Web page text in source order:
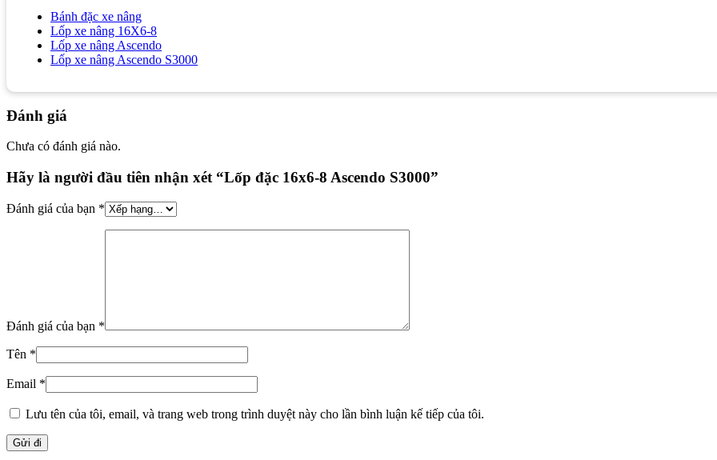
Bánh đặc xe nâng
Lốp xe nâng 16X6-8
Lốp xe nâng Ascendo
Lốp xe nâng Ascendo S3000
Đánh giá
Chưa có đánh giá nào.
Hãy là người đầu tiên nhận xét “Lốp đặc 16x6-8 Ascendo S3000”
Đánh giá của bạn *
Đánh giá của bạn *
Tên *
Email *
Lưu tên của tôi, email, và trang web trong trình duyệt này cho lần bình luận kế tiếp của tôi.